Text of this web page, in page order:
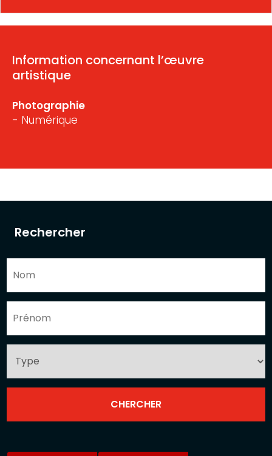
Rechercher
Information concernant l’œuvre
artistique
Photographie
- Numérique